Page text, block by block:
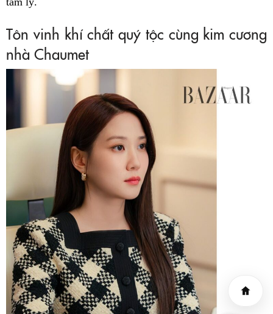
Tôn vinh khí chất quý tộc cùng kim cương
nhà Chaumet